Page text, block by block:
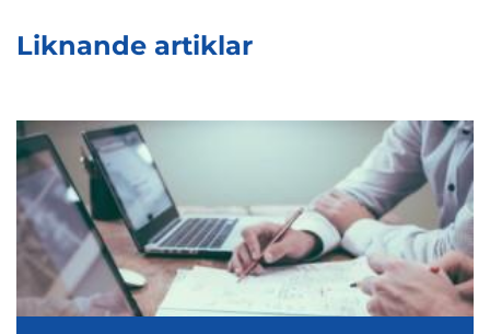
Liknande artiklar